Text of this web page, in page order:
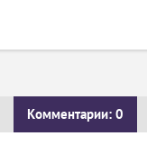
Комментарии: 0